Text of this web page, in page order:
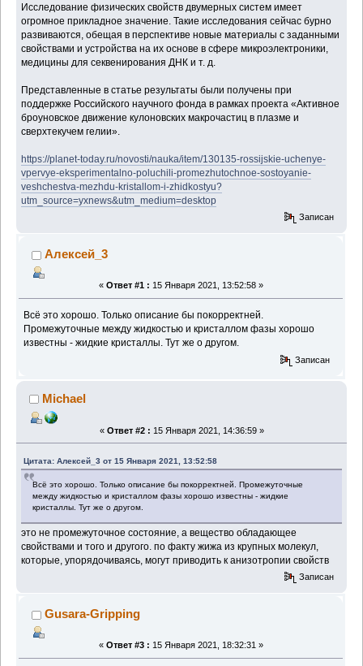
Исследование физических свойств двумерных систем имеет
огромное прикладное значение. Такие исследования сейчас бурно
развиваются, обещая в перспективе новые материалы с заданными
свойствами и устройства на их основе в сфере микроэлектроники,
медицины для секвенирования ДНК и т. д.
Представленные в статье результаты были получены при
поддержке Российского научного фонда в рамках проекта «Активное
броуновское движение кулоновских макрочастиц в плазме и
сверхтекучем гелии».
https://planet-today.ru/novosti/nauka/item/130135-rossijskie-uchenye-
vpervye-eksperimentalno-poluchili-promezhutochnoe-sostoyanie-
veshchestva-mezhdu-kristallom-i-zhidkostyu?
utm_source=yxnews&utm_medium=desktop
Записан
Алексей_3
« Ответ #1 : 15 Января 2021, 13:52:58 »
Всё это хорошо. Только описание бы покорректней.
Промежуточные между жидкостью и кристаллом фазы хорошо
известны - жидкие кристаллы. Тут же о другом.
Записан
Michael
« Ответ #2 : 15 Января 2021, 14:36:59 »
Цитата: Алексей_3 от 15 Января 2021, 13:52:58
Всё это хорошо. Только описание бы покорректней. Промежуточные
между жидкостью и кристаллом фазы хорошо известны - жидкие
кристаллы. Тут же о другом.
это не промежуточное состояние, а вещество обладающее
свойствами и того и другого. по факту жижа из крупных молекул,
которые, упорядочиваясь, могут приводить к анизотропии свойств
Записан
Gusara-Gripping
« Ответ #3 : 15 Января 2021, 18:32:31 »